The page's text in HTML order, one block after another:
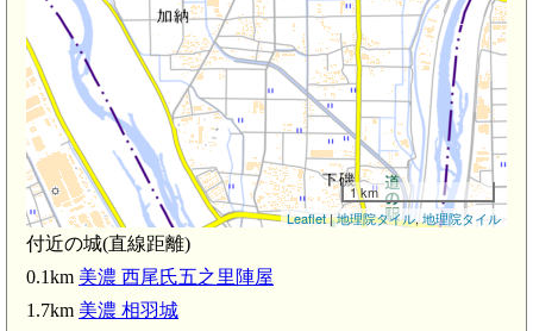
1 km
Leaflet|地理院タイル, 地理院タイル
付近の城(直線距離)
0.1km 美濃 西尾氏五之里陣屋
1.7km 美濃 相羽城